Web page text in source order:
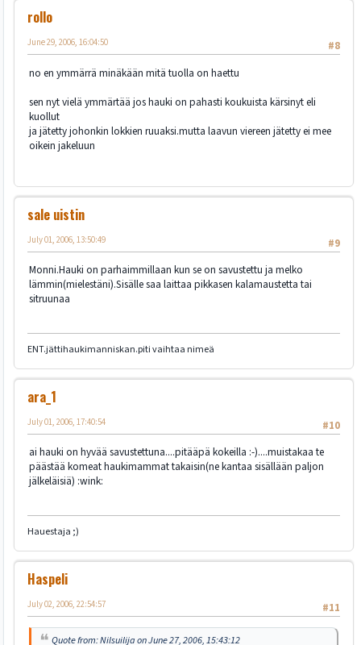
rollo
#8
June 29, 2006, 16:04:50
no en ymmärrä minäkään mitä tuolla on haettu
sen nyt vielä ymmärtää jos hauki on pahasti koukuista kärsinyt eli
kuollut
ja jätetty johonkin lokkien ruuaksi.mutta laavun viereen jätetty ei mee
oikein jakeluun
sale uistin
#9
July 01, 2006, 13:50:49
Monni.Hauki on parhaimmillaan kun se on savustettu ja melko
lämmin(mielestäni).Sisälle saa laittaa pikkasen kalamaustetta tai
sitruunaa
ENT.jättihaukimanniskan.piti vaihtaa nimeä
ara_1
#10
July 01, 2006, 17:40:54
ai hauki on hyvää savustettuna....pitääpä kokeilla :-)....muistakaa te
päästää komeat haukimammat takaisin(ne kantaa sisällään paljon
jälkeläisiä) :wink:
Hauestaja ;)
Haspeli
#11
July 02, 2006, 22:54:57
Quote from: Nilsuilija on June 27, 2006, 15:43:12